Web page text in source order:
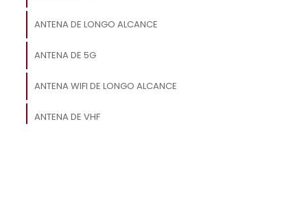
ANTENA DE LONGO ALCANCE
ANTENA DE 5G
ANTENA WIFI DE LONGO ALCANCE
ANTENA DE VHF